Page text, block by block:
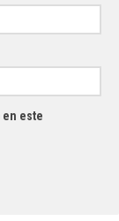
en este